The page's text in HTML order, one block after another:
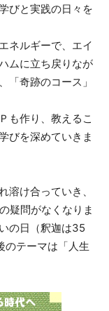
びと実践の日々を
ネルギーで、エイ
ムに立ち戻りなが
「奇跡のコース」
も作り、教えるこ
びを深めていきま
溶け合っていき、
疑問がなくなりま
の日（釈迦は35
のテーマは「人生